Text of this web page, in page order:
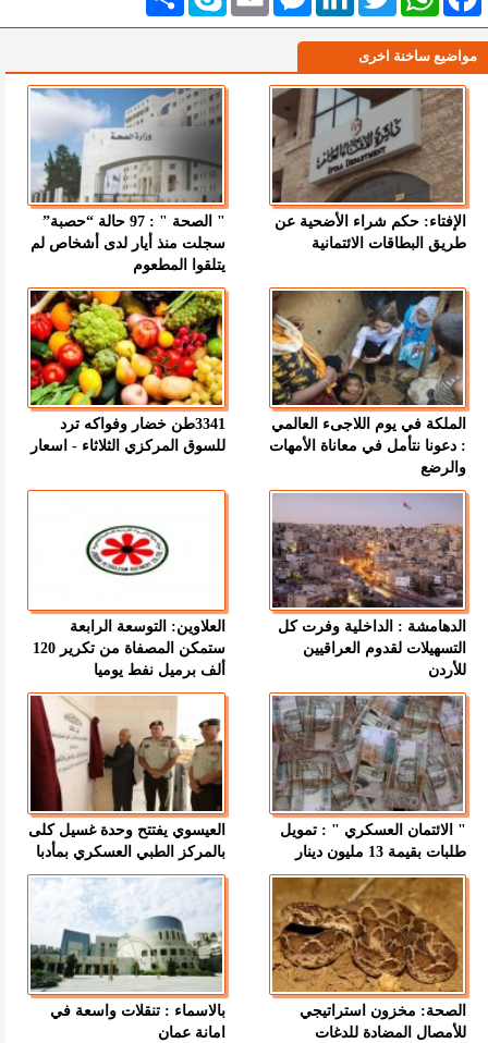
مواضيع ساخنة اخرى
الإفتاء: حكم شراء الأضحية عن
طريق البطاقات الائتمانية
" الصحة " : 97 حالة “حصبة”
سجلت منذ أيار لدى أشخاص لم
يتلقوا المطعوم
الملكة في يوم اللاجىء العالمي
: دعونا نتأمل في معاناة الأمهات
والرضع
3341طن خضار وفواكه ترد
للسوق المركزي الثلاثاء - اسعار
الدهامشة : الداخلية وفرت كل
التسهيلات لقدوم العراقيين
للأردن
العلاوين: التوسعة الرابعة
ستمكن المصفاة من تكرير 120
ألف برميل نفط يوميا
" الائتمان العسكري " : تمويل
طلبات بقيمة 13 مليون دينار
العيسوي يفتتح وحدة غسيل كلى
بالمركز الطبي العسكري بمأدبا
الصحة: مخزون استراتيجي
للأمصال المضادة للدغات
بالاسماء : تنقلات واسعة في
امانة عمان